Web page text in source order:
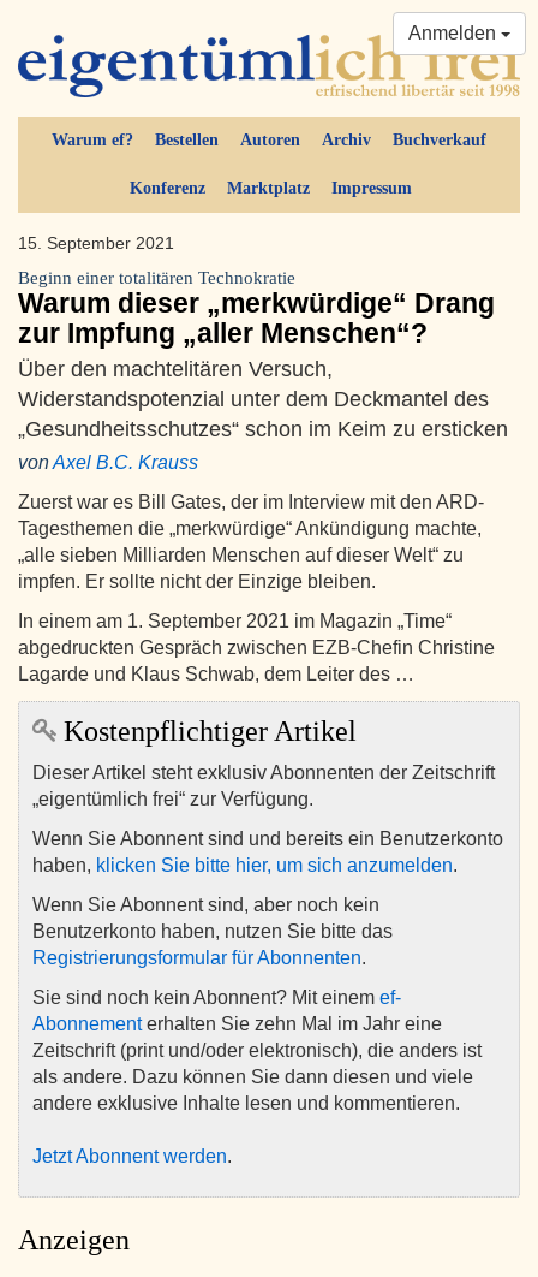
Warum ef? Bestellen Autoren Archiv Buchverkauf
Konferenz Marktplatz Impressum
Anmelden
15. September 2021
Beginn einer totalitären Technokratie
Warum dieser „merkwürdige“ Drang
zur Impfung „aller Menschen“?
Über den machtelitären Versuch,
Widerstandspotenzial unter dem Deckmantel des
„Gesundheitsschutzes“ schon im Keim zu ersticken
vonAxel B.C. Krauss
Zuerst war es Bill Gates, der im Interview mit den ARD-
Tagesthemen die „merkwürdige“ Ankündigung machte,
„alle sieben Milliarden Menschen auf dieser Welt“ zu
impfen. Er sollte nicht der Einzige bleiben.
In einem am 1. September 2021 im Magazin „Time“
abgedruckten Gespräch zwischen EZB-Chefin Christine
Lagarde und Klaus Schwab, dem Leiter des …
Kostenpflichtiger Artikel
Dieser Artikel steht exklusiv Abonnenten der Zeitschrift
„eigentümlich frei“ zur Verfügung.
Wenn Sie Abonnent sind und bereits ein Benutzerkonto
haben, klicken Sie bitte hier, um sich anzumelden.
Wenn Sie Abonnent sind, aber noch kein
Benutzerkonto haben, nutzen Sie bitte das
Registrierungsformular für Abonnenten.
Sie sind noch kein Abonnent? Mit einem ef-
Abonnementerhalten Sie zehn Mal im Jahr eine
Zeitschrift (print und/oder elektronisch), die anders ist
als andere. Dazu können Sie dann diesen und viele
andere exklusive Inhalte lesen und kommentieren.
Jetzt Abonnent werden.
Anzeigen